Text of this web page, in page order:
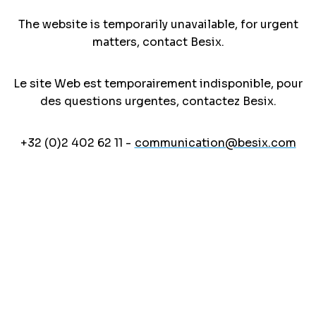
The website is temporarily unavailable, for urgent
matters, contact Besix.
Le site Web est temporairement indisponible, pour
des questions urgentes, contactez Besix.
+32 (0)2 402 62 11 - communication@besix.com